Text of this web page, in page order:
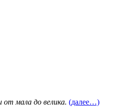
от мала до велика. (далее…)